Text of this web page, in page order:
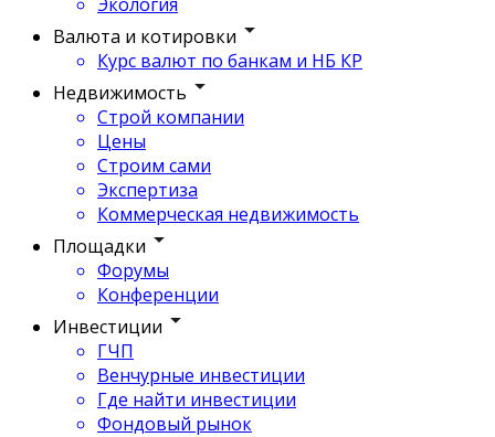
Валюта и котировки
Курс валют по банкам и НБ КР
Недвижимость
Строй компании
Цены
Строим сами
Экспертиза
Коммерческая недвижимость
Площадки
Форумы
Конференции
Инвестиции
ГЧП
Венчурные инвестиции
Где найти инвестиции
Фондовый рынок